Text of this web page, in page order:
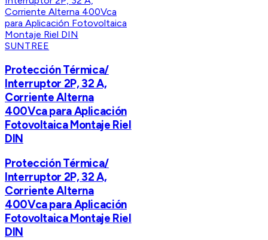
SUNTREE
Protección Térmica/
Interruptor 2P, 32 A,
Corriente Alterna
400Vca para Aplicación
Fotovoltaica Montaje Riel
DIN
Protección Térmica/
Interruptor 2P, 32 A,
Corriente Alterna
400Vca para Aplicación
Fotovoltaica Montaje Riel
DIN